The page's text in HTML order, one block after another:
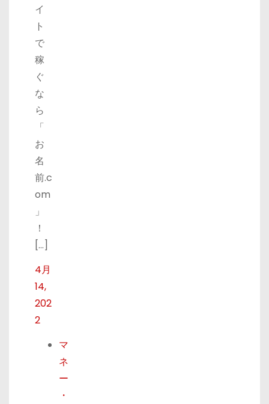
イ
ト
で
稼
ぐ
な
ら
「
お
名
前.c
om
」
！
[…]
4月
14,
202
2
マ
ネ
ー
・